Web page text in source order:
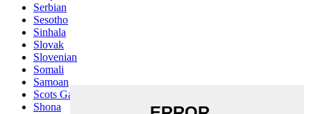
Serbian
Sesotho
Sinhala
Slovak
Slovenian
Somali
Samoan
Scots Gaelic
Shona